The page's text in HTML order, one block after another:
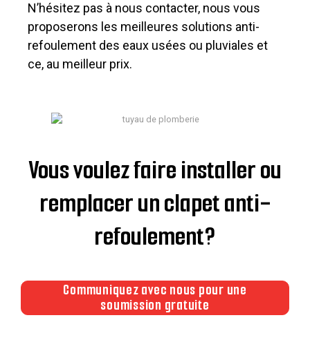
N’hésitez pas à nous contacter, nous vous
proposerons les meilleures solutions anti-
refoulement des eaux usées ou pluviales et
ce, au meilleur prix.
Vous voulez faire installer ou
remplacer un clapet anti-
refoulement?
Communiquez avec nous pour une
soumission gratuite